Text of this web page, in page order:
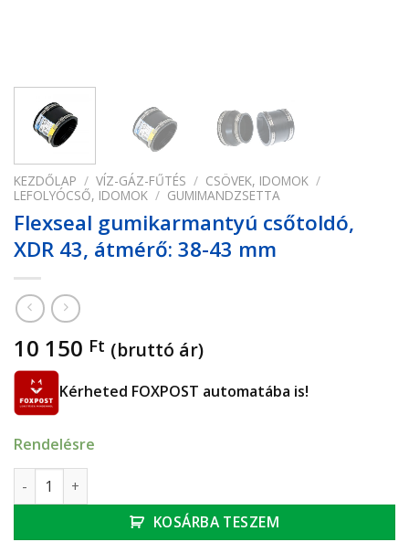
KEZDŐLAP / VÍZ-GÁZ-FŰTÉS / CSÖVEK, IDOMOK /
LEFOLYÓCSŐ, IDOMOK / GUMIMANDZSETTA
Flexseal gumikarmantyú csőtoldó,
XDR 43, átmérő: 38-43 mm
10 150 Ft (bruttó ár)
Kérheted FOXPOST automatába is!
Rendelésre
Flexseal gumikarmantyú csőtoldó, XDR 43, átmérő: 38-43
KOSÁRBA TESZEM